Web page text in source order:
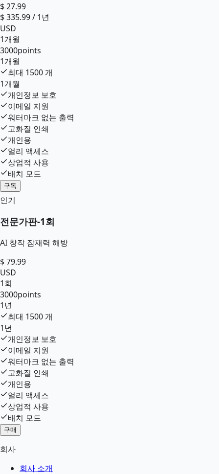
$27.99
$335.99/ 1년
USD
1개월
3000points
1개월
최대 1500 개
1개월
개인정보 보호
이메일 지원
워터마크 없는 출력
고화질 인쇄
개인용
얼리 액세스
상업적 사용
배치 모드
구독
인기
전문가판-1회
AI 창작 잠재력 해방
$79.99
USD
1회
3000points
1년
최대 1500 개
1년
개인정보 보호
이메일 지원
워터마크 없는 출력
고화질 인쇄
개인용
얼리 액세스
상업적 사용
배치 모드
구매
회사
회사 소개